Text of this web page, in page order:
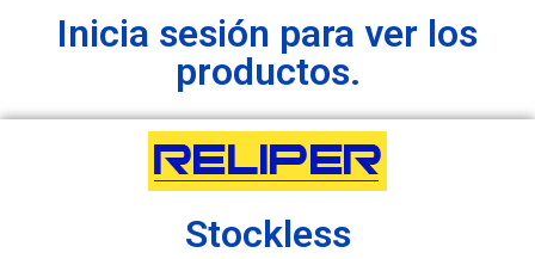
Inicia sesión para ver los
productos.
Stockless